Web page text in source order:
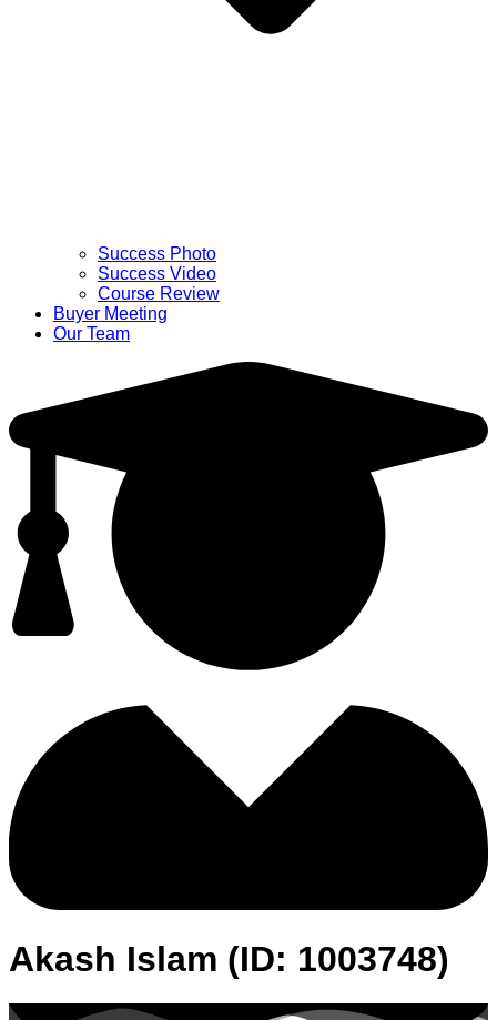
Success Photo
Success Video
Course Review
Buyer Meeting
Our Team
Akash Islam (ID: 1003748)